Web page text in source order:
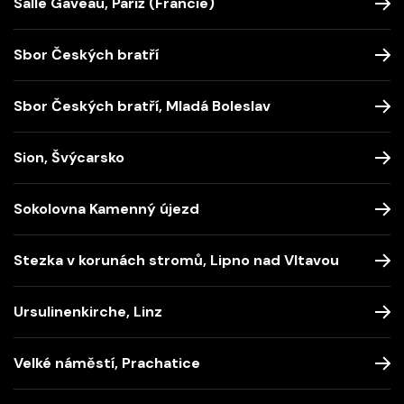
Sbor Českých bratří
Sbor Českých bratří, Mladá Boleslav
Sion, Švýcarsko
Sokolovna Kamenný újezd
Stezka v korunách stromů, Lipno nad Vltavou
Ursulinenkirche, Linz
Velké náměstí, Prachatice